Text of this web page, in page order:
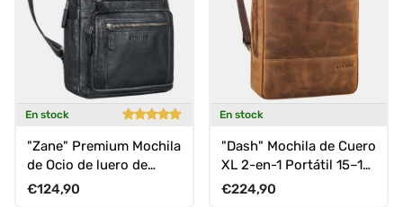
En stock
"Zane" Premium Mochila
de Ocio de luero de
Señora Mediana-Grande
Precio normal
€124,90
En stock
"Dash" Mochila de Cuero
XL 2-en-1 Portátil 15–16
Pulgadas Unisex
Precio normal
€224,90